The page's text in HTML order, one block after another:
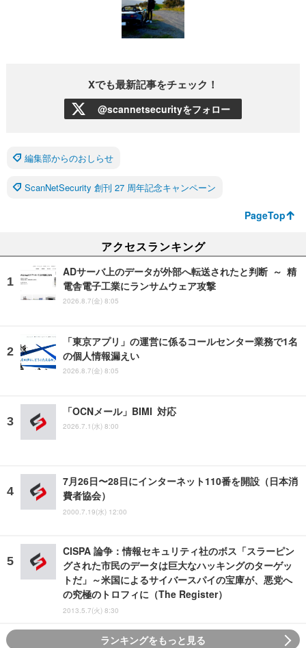
Xでも最新記事をチェック！
@scannetsecurityをフォロー
編集部からのおしらせ
ScanNetSecurity 創刊 27 周年記念キャンペーン
PageTop
アクセスランキング
ADサーバ上のデータが外部へ転送されたと判断 ～ 精
電舎電子工業にランサムウェア攻撃
2026.8.7(金) 8:05
「東京アプリ」の運営に係るコールセンター業務で1名
の個人情報漏えい
2026.8.7(金) 8:05
「OCNメール」BIMI 対応
2026.7.1(水) 8:00
7月26日〜28日にインターネット110番を開設（日本消
費者協会）
2000.7.19(水) 12:00
CISPA 論争：情報セキュリティ社のボス「スラーピン
グされた市民のデータは巨大なハッキングのターゲッ
トだ」～米国によるサイバースパイの宝庫が、悪党へ
の究極のトロフィに（The Register）
2013.5.7(火) 8:30
ランキングをもっと見る